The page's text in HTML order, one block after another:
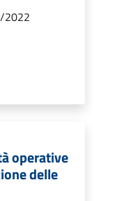
2022
operative
delle